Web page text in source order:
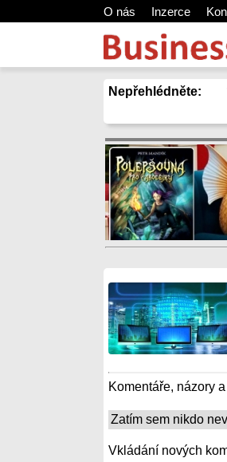
O nás Inzerce
Nepřehlédněte:
Komentáře, názory
Zatím sem nikdo
Vkládání nových